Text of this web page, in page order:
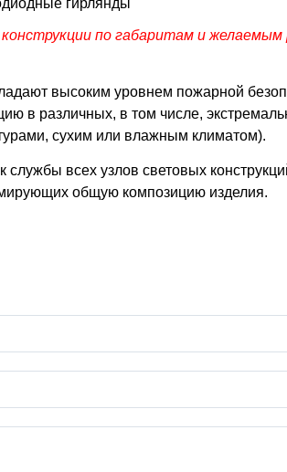
гирлянды
по габаритам и
высоким уровнем пожарной
в различных, в том числе,
сухим или влажным климатом).
службы всех узлов световых
общую композицию изделия.